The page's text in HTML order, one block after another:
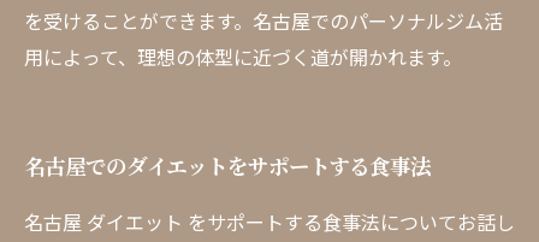
を受けることができます。名古屋でのパーソナルジム活
用によって、理想の体型に近づく道が開かれます。
名古屋でのダイエットをサポートする食事法
名古屋 ダイエット をサポートする食事法についてお話し